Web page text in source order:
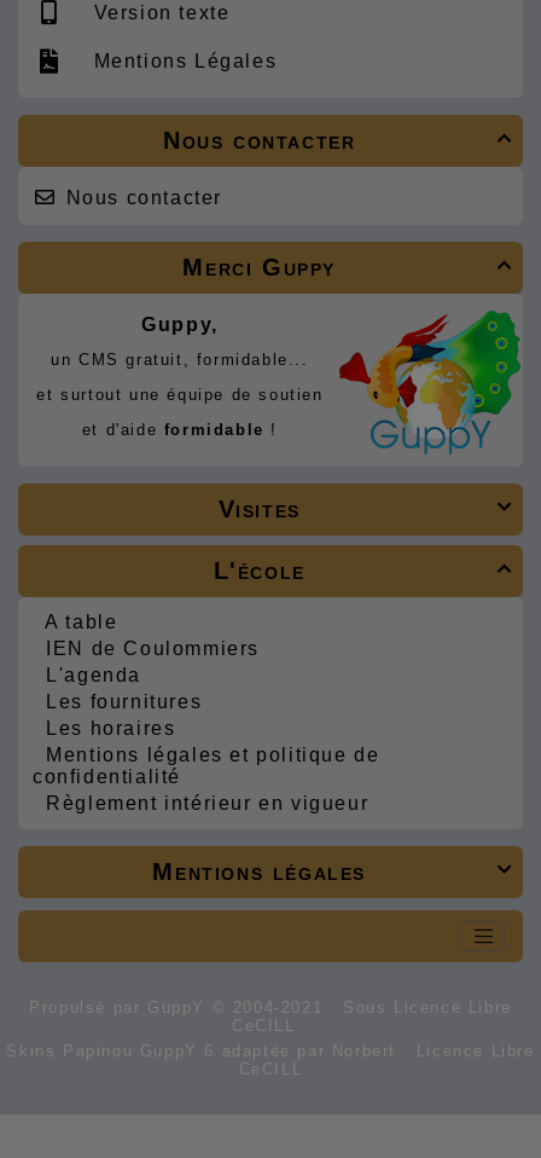
Version texte
Mentions Légales

Nous contacter
Nous contacter

Merci Guppy
Guppy,
un CMS gratuit, formidable...
et surtout une équipe de soutien
et d'aide formidable !

Visites

L'école
A table
IEN de Coulommiers
L'agenda
Les fournitures
Les horaires
Mentions légales et politique de
confidentialité
Règlement intérieur en vigueur

Mentions légales
Propulsé par GuppY © 2004-2021
Sous Licence Libre
CeCILL
Skins Papinou GuppY 6 adaptée par Norbert
Licence Libre
CeCILL